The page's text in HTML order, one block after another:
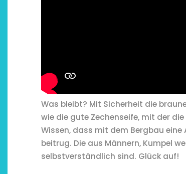
Was bleibt? Mit Sicherheit die
wie die gute Zechenseife, mit der
Wissen, dass mit dem Bergbau
beitrug. Die aus Männern, Kumpel
selbstverständlich sind. Glück auf!